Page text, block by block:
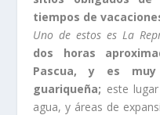
tiempos de
Uno de estos es La
dos horas
Pascua, y es
guariqueña; este
agua, y áreas de